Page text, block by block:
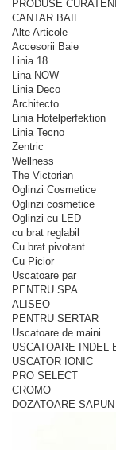
PRODUSE
CANTAR BAIE
Alte Articole
Accesorii Baie
Linia 18
Lina NOW
Linia Deco
Architecto
Linia Hotelperfektion
Linia Tecno
Zentric
Wellness
The Victorian
Oglinzi Cosmetice
Oglinzi cosmetice
Oglinzi cu LED
cu brat reglabil
Cu brat pivotant
Cu Picior
Uscatoare par
PENTRU SPA
ALISEO
PENTRU SERTAR
Uscatoare de maini
USCATOARE INDEL
USCATOR IONIC
PRO SELECT
CROMO
DOZATOARE SAPUN